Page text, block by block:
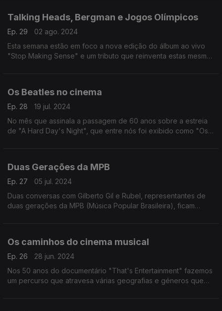
Talking Heads, Bergman e Jogos Olímpicos
Ep. 29
02 ago. 2024
Esta semana estão em foco a nova edição do álbum ao vivo
"Stop Making Sense" e um tributo que reinventa estas mesmas
Os Beatles no cinema
Ep. 28
19 jul. 2024
No mês que assinala a passagem de 60 anos sobre a estreia
de "A Hard Day's Night", que entre nós foi exibido como "Os
Duas Gerações da MPB
Ep. 27
05 jul. 2024
Duas conversas com Gilberto Gil e Rubel, representantes de
duas gerações da MPB (Música Popular Brasileira), ficam
Os caminhos do cinema musical
Ep. 26
28 jun. 2024
Nos 50 anos do documentário "That's Entertainment" fazemos
um percurso que atravesa várias geografias e géneros que